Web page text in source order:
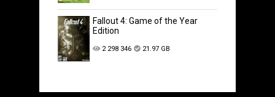
Fallout 4: Game of the Year
Edition
2 298 346 21.97 GB